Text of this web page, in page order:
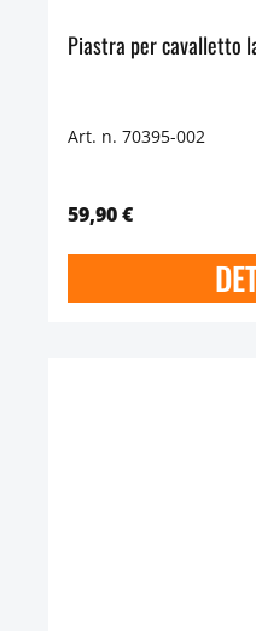
Piastra per cavalletto
Art. n. 70395-002
59,90 €